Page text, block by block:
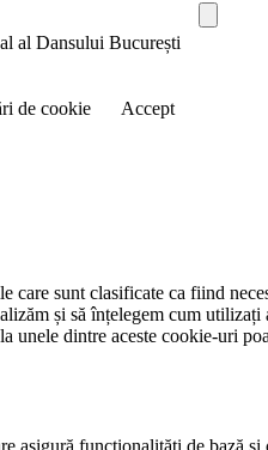
al Dansului București
de cookie Accept
sunt clasificate ca fiind
și să înțelegem cum
dintre aceste cookie-uri
asigură funcționalități de bază